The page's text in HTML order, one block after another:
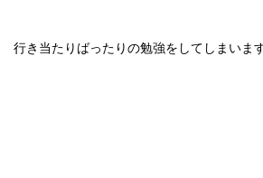
行き当たりばったりの勉強をしてしまいます